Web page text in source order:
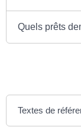
Quels prêts
Textes de